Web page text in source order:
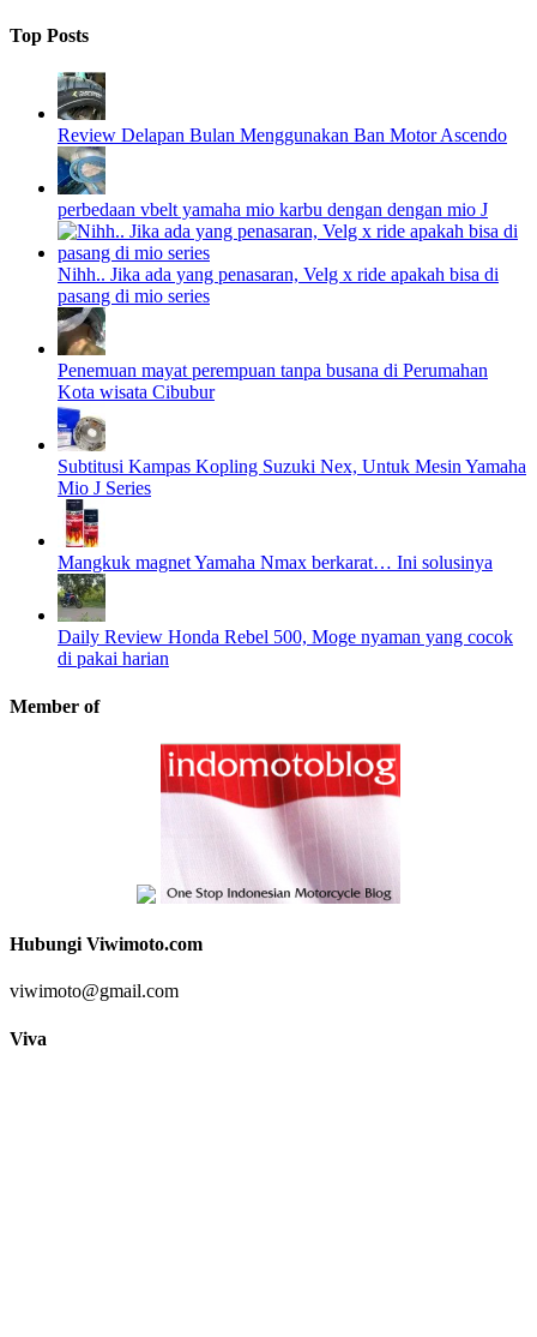
Top Posts
Review Delapan Bulan Menggunakan Ban Motor Ascendo
perbedaan vbelt yamaha mio karbu dengan dengan mio J
Nihh.. Jika ada yang penasaran, Velg x ride apakah bisa di
pasang di mio series
Penemuan mayat perempuan tanpa busana di Perumahan
Kota wisata Cibubur
Subtitusi Kampas Kopling Suzuki Nex, Untuk Mesin Yamaha
Mio J Series
Mangkuk magnet Yamaha Nmax berkarat… Ini solusinya
Daily Review Honda Rebel 500, Moge nyaman yang cocok
di pakai harian
Member of
Hubungi Viwimoto.com
viwimoto@gmail.com
Viva